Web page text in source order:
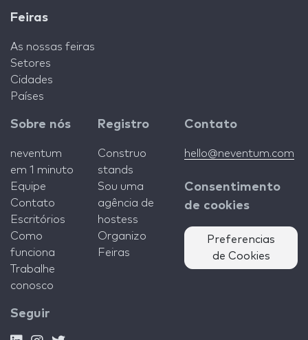
Feiras
As nossas feiras
Setores
Cidades
Países
Sobre nós
neventum
em 1 minuto
Equipe
Contato
Escritórios
Como
funciona
Trabalhe
conosco
Registro
Construo
stands
Sou uma
agência de
hostess
Organizo
Feiras
Contato
hello@neventum.com
Consentimento
de cookies
Preferencias
de Cookies
Seguir